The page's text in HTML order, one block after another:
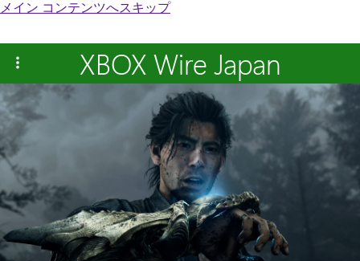
メイン コンテンツへスキップ
XBOX Wire Japan